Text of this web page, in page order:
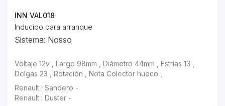
INN VAL018
Inducido para arranque
Sistema: Nosso
Voltaje 12v , Largo 98mm , Diámetro 44mm , Estrías 13 ,
Delgas 23 , Rotación , Nota Colector hueco ,
Renault : Sandero -
Renault : Duster -